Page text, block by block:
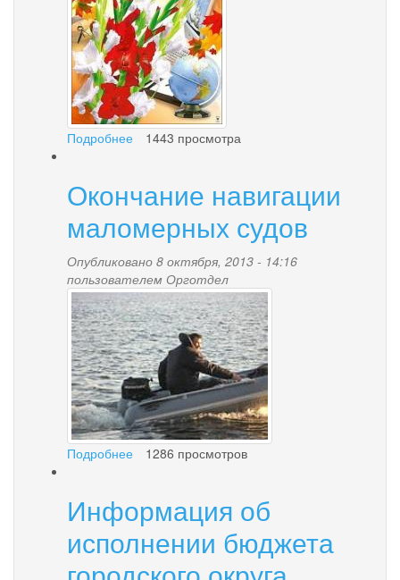
Подробнее 1443 просмотра
Окончание навигации
маломерных судов
Опубликовано 8 октября, 2013 - 14:16
пользователем Орготдел
i.jpg
Подробнее
маломерных
судов
1286 просмотров
Информация об
исполнении бюджета